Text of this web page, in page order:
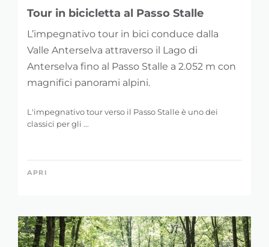
Tour in bicicletta al Passo Stalle
L’impegnativo tour in bici conduce dalla
Valle Anterselva attraverso il Lago di
Anterselva fino al Passo Stalle a 2.052 m con
magnifici panorami alpini.
L'impegnativo tour verso il Passo Stalle è uno dei
classici per gli ...
APRI